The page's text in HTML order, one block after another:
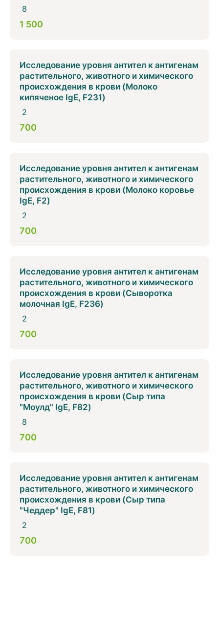
8
1 500
Исследование уровня антител к антигенам
растительного, животного и химического
происхождения в крови (Молоко
кипяченое IgE, F231)
2
700
Исследование уровня антител к антигенам
растительного, животного и химического
происхождения в крови (Молоко коровье
IgE, F2)
2
700
Исследование уровня антител к антигенам
растительного, животного и химического
происхождения в крови (Сыворотка
молочная IgE, F236)
2
700
Исследование уровня антител к антигенам
растительного, животного и химического
происхождения в крови (Сыр типа
"Моулд" IgE, F82)
8
700
Исследование уровня антител к антигенам
растительного, животного и химического
происхождения в крови (Сыр типа
"Чеддер" IgE, F81)
2
700